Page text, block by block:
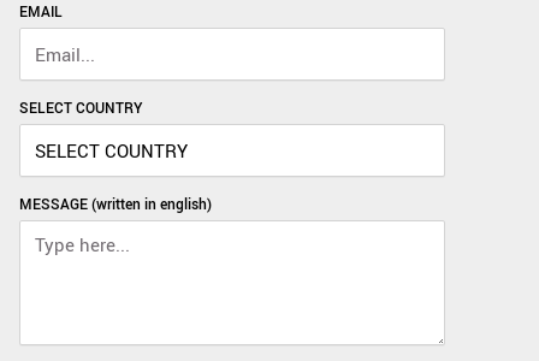
EMAIL
SELECT COUNTRY
MESSAGE (written in english)